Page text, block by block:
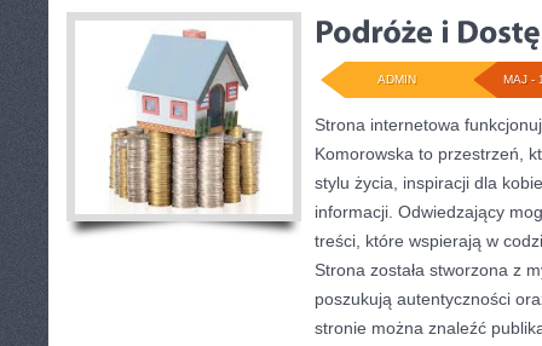
MAJ -
ADMIN
Strona internetowa
Komorowska to przestrzeń,
stylu życia, inspiracji dla
informacji. Odwiedzający
treści, które wspierają w
Strona została stworzona z
poszukują autentyczności
stronie można znaleźć